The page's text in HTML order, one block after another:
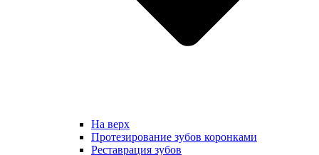
На верх
Протезирование зубов коронками
Реставрация зубов